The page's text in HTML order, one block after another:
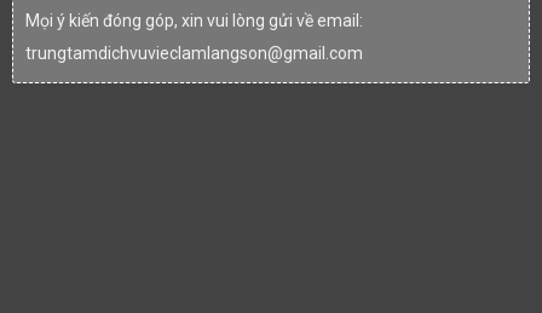
Mọi ý kiến đóng góp, xin vui lòng gửi về email:
trungtamdichvuvieclamlangson@gmail.com